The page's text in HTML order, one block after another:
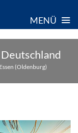
MENÜ ≡
(Oldenburg)